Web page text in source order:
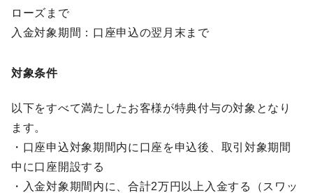
ローズまで
入金対象期間：口座申込の翌月末まで
対象条件
以下をすべて満たしたお客様が特典付与の対象となり
ます。
・口座申込対象期間内に口座を申込後、取引対象期間
中に口座開設する
・入金対象期間内に、合計2万円以上入金する（スワッ